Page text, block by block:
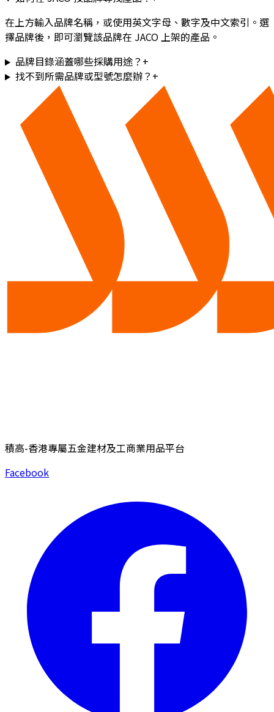
在上方輸入品牌名稱，或使用英文字母、數字及中文索引。選
擇品牌後，即可瀏覽該品牌在 JACO 上架的產品。
品牌目錄涵蓋哪些採購用途？ +
找不到所需品牌或型號怎麼辦？ +
積高-香港專屬五金建材及工商業用品平台
Facebook